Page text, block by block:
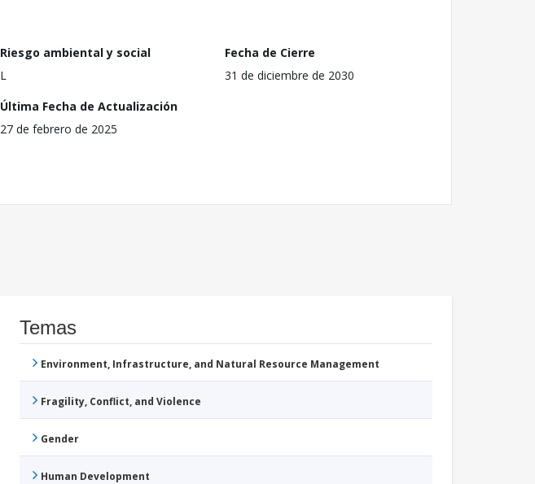
Riesgo ambiental y social
L
Fecha de Cierre
31 de diciembre de 2030
Última Fecha de Actualización
27 de febrero de 2025
Temas
Environment, Infrastructure, and Natural Resource Management
Fragility, Conflict, and Violence
Gender
Human Development